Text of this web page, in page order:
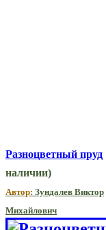
Разноцветный пруд
наличии)
Автор: Зундалев Виктор
Михайлович